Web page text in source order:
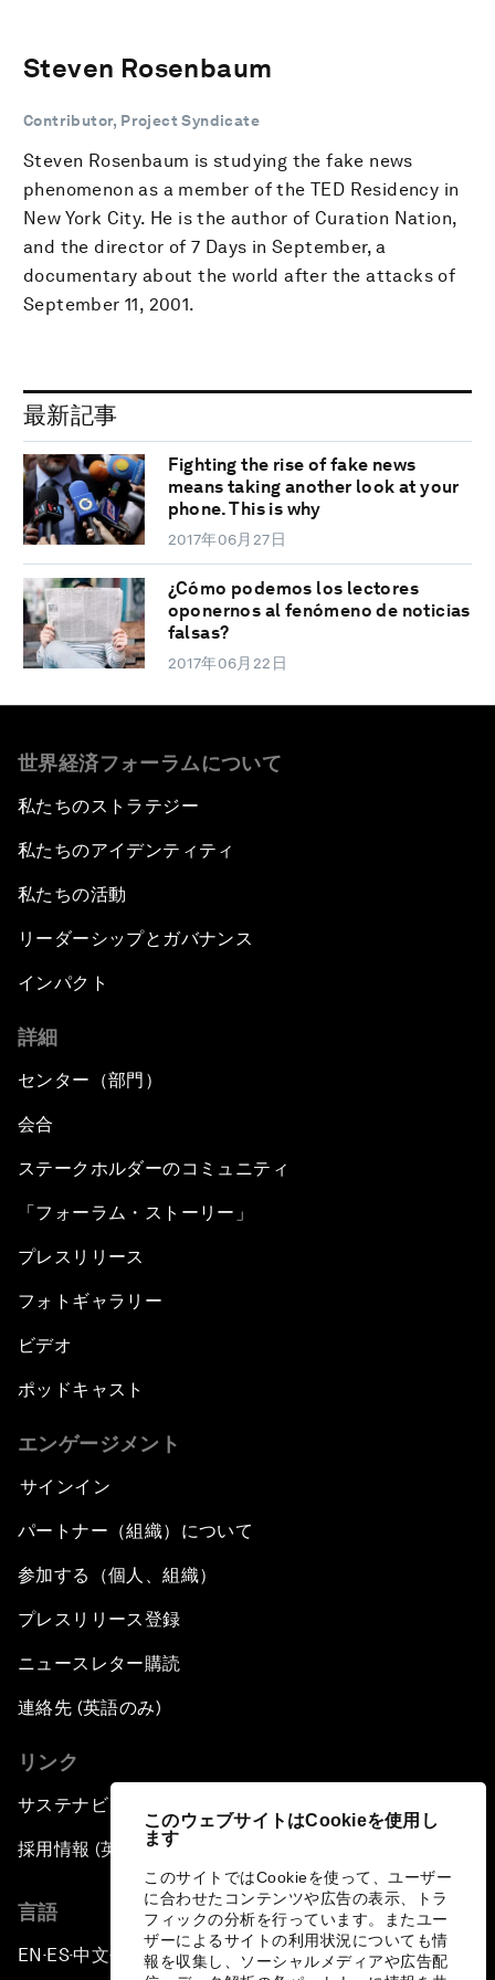
このウェブサイトはCookieを使用し
ます
このサイトではCookieを使って、ユーザー
に合わせたコンテンツや広告の表示、トラ
フィックの分析を行っています。またユー
ザーによるサイトの利用状況についても情
報を収集し、ソーシャルメディアや広告配
Steven Rosenbaum
Contributor, Project Syndicate
Steven Rosenbaum is studying the fake news
phenomenon as a member of the TED Residency in
New York City. He is the author of Curation Nation,
and the director of 7 Days in September, a
documentary about the world after the attacks of
September 11, 2001.
最新記事
Fighting the rise of fake news
means taking another look at your
phone. This is why
2017年06月27日
¿Cómo podemos los lectores
oponernos al fenómeno de noticias
falsas?
2017年06月22日
世界経済フォーラムについて
私たちのストラテジー
私たちのアイデンティティ
私たちの活動
リーダーシップとガバナンス
インパクト
詳細
センター（部門）
会合
ステークホルダーのコミュニティ
「フォーラム・ストーリー」
プレスリリース
フォトギャラリー
ビデオ
ポッドキャスト
エンゲージメント
サインイン
パートナー（組織）について
参加する（個人、組織）
プレスリリース登録
ニュースレター購読
連絡先 (英語のみ)
リンク
サステナビリティへの取り組み
採用情報 (英語のみ)
言語
EN ▪ ES▪中文▪ 日本語